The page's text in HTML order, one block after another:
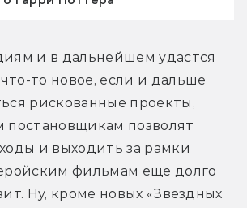
и в дальнейшем удастся
то новое, если и дальше
рискованные проекты,
постановщикам позволят
и выходить за рамки
фильмам еще долго
Ну, кроме новых «Звездных